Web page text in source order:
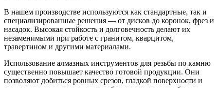
В нашем производстве используются как стандартные, так и
специализированные решения — от дисков до коронок, фрез и
насадок. Высокая стойкость и долговечность делают их
незаменимыми при работе с гранитом, кварцитом,
травертином и другими материалами.
Использование алмазных инструментов для резьбы по камню
существенно повышает качество готовой продукции. Они
позволяют добиться ровных срезов, гладкой поверхности и